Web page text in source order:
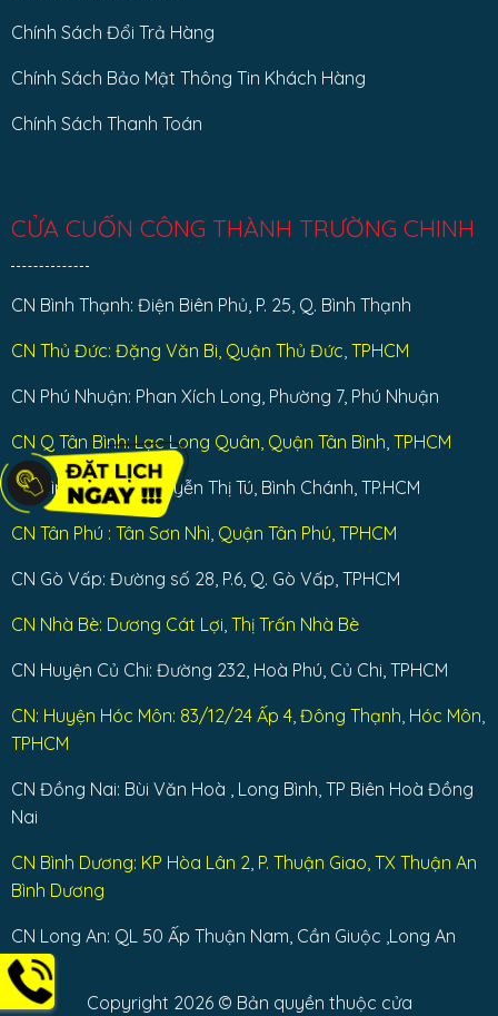
Chính Sách Đổi Trả Hàng
Chính Sách Bảo Mật Thông Tin Khách Hàng
Chính Sách Thanh Toán
CỬA CUỐN CÔNG THÀNH TRƯỜNG CHINH
CN Bình Thạnh: Điện Biên Phủ, P. 25, Q. Bình Thạnh
CN Thủ Đức: Đặng Văn Bi, Quận Thủ Đức, TPHCM
CN Phú Nhuận: Phan Xích Long, Phường 7, Phú Nhuận
CN Q Tân Bình: Lạc Long Quân, Quận Tân Bình, TPHCM
CN Bình Chánh: Nguyễn Thị Tú, Bình Chánh, TP.HCM
CN Tân Phú : Tân Sơn Nhì, Quận Tân Phú, TPHCM
CN Gò Vấp: Đường số 28, P.6, Q. Gò Vấp, TPHCM
CN Nhà Bè: Dương Cát Lợi, Thị Trấn Nhà Bè
CN Huyện Củ Chi: Đường 232, Hoà Phú, Củ Chi, TPHCM
CN: Huyện Hóc Môn: 83/12/24 Ấp 4, Đông Thạnh, Hóc Môn,
TPHCM
CN Đồng Nai: Bùi Văn Hoà , Long Bình, TP Biên Hoà Đồng
Nai
CN Bình Dương: KP Hòa Lân 2, P. Thuận Giao, TX Thuận An
Bình Dương
CN Long An: QL 50 Ấp Thuận Nam, Cần Giuộc ,Long An
Copyright 2026 © Bản quyền thuộc cửa